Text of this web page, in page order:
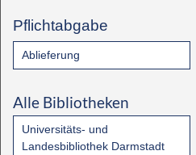
Pflichtabgabe
Ablieferung
Alle Bibliotheken
Universitäts- und
Landesbibliothek Darmstadt